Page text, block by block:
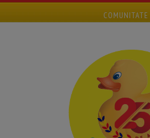
COMUNITATE